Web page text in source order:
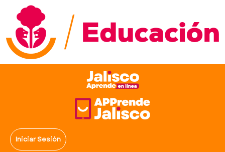
Iniciar Sesión